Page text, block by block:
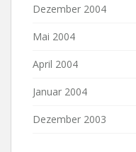
Dezember 2004
Mai 2004
April 2004
Januar 2004
Dezember 2003